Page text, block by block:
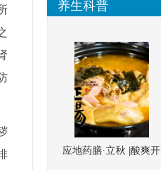
养生科普
应地药膳·立秋 |酸爽开